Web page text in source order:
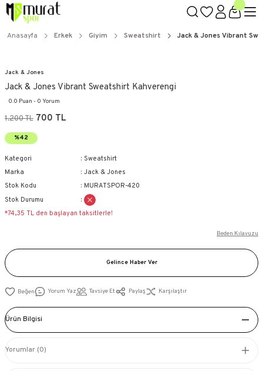
Anasayfa Erkek Giyim Sweatshirt Jack & Jones Vibrant
Jack & Jones
Jack & Jones Vibrant Sweatshirt Kahverengi
0.0 Puan - 0 Yorum
1.200 TL 700 TL
%42
Kategori
Sweatshirt
Marka
Jack & Jones
Stok Kodu
MURATSPOR-420
Stok Durumu
*74,35 TL den başlayan taksitlerle!
Beden Kılavuzu
Gelince Haber Ver
Yorum Yaz Tavsiye Et Paylaş Karşılaştır
Ürün Bilgisi
Yorumlar (0)